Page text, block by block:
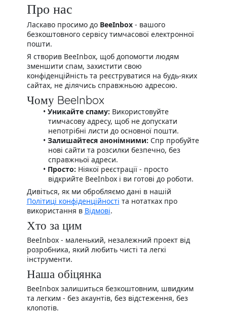
Про нас
Ласкаво просимо до BeeInbox- вашого
безкоштовного сервісу тимчасової електронної
пошти.
Я створив BeeInbox, щоб допомогти людям
зменшити спам, захистити свою
конфіденційність та реєструватися на будь-яких
сайтах, не ділячись справжньою адресою.
Чому BeeInbox
Уникайте спаму: Використовуйте
тимчасову адресу, щоб не допускати
непотрібні листи до основної пошти.
Залишайтеся анонімними: Спр пробуйте
нові сайти та розсилки безпечно, без
справжньої адреси.
Просто: Ніякої реєстрації - просто
відкрийте BeeInbox і ви готові до роботи.
Дивіться, як ми обробляємо дані в нашій
Політиці конфіденційності та нотатках про
використання в Відмові.
Хто за цим
BeeInbox - маленький, незалежний проект від
розробника, який любить чисті та легкі
інструменти.
Наша обіцянка
BeeInbox залишиться безкоштовним, швидким
та легким - без акаунтів, без відстеження, без
клопотів.